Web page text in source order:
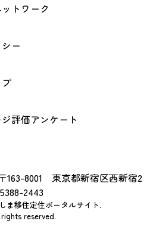
トワーク
ー
評価アンケート
8001 東京都新宿区西新宿2
2443
ま移住定住ポータルサイト.
reserved.